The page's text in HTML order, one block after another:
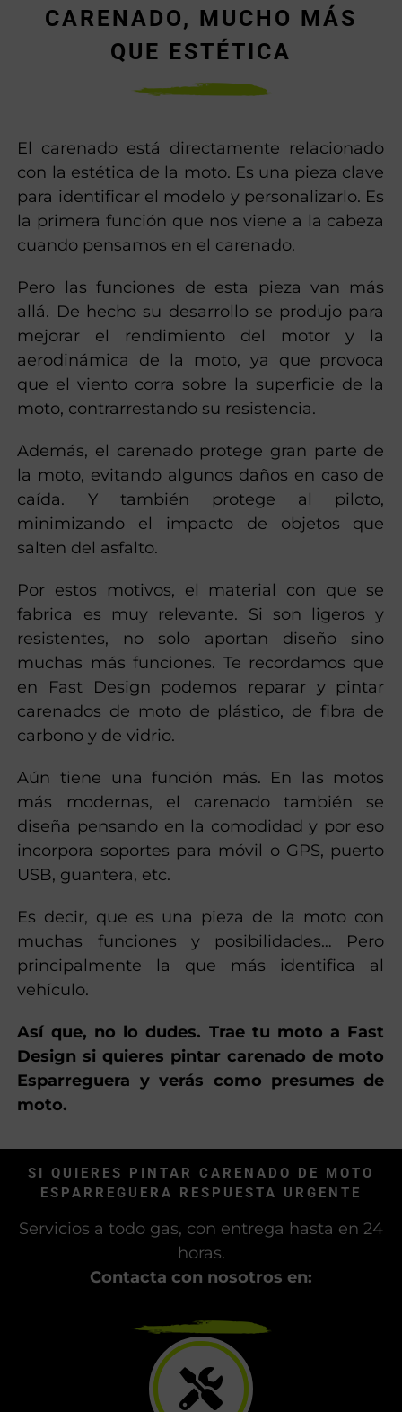
CARENADO, MUCHO MÁS
QUE ESTÉTICA
El carenado está directamente relacionado
con la estética de la moto. Es una pieza clave
para identificar el modelo y personalizarlo. Es
la primera función que nos viene a la cabeza
cuando pensamos en el carenado.
Pero las funciones de esta pieza van más
allá. De hecho su desarrollo se produjo para
mejorar el rendimiento del motor y la
aerodinámica de la moto, ya que provoca
que el viento corra sobre la superficie de la
moto, contrarrestando su resistencia.
Además, el carenado protege gran parte de
la moto, evitando algunos daños en caso de
caída. Y también protege al piloto,
minimizando el impacto de objetos que
salten del asfalto.
Por estos motivos, el material con que se
fabrica es muy relevante. Si son ligeros y
resistentes, no solo aportan diseño sino
muchas más funciones. Te recordamos que
en Fast Design podemos reparar y pintar
carenados de moto de plástico, de fibra de
carbono y de vidrio.
Aún tiene una función más. En las motos
más modernas, el carenado también se
diseña pensando en la comodidad y por eso
incorpora soportes para móvil o GPS, puerto
USB, guantera, etc.
Es decir, que es una pieza de la moto con
muchas funciones y posibilidades… Pero
principalmente la que más identifica al
vehículo.
Así que, no lo dudes. Trae tu moto a Fast
Design si quieres pintar carenado de moto
Esparreguera y verás como presumes de
moto.
SI QUIERES PINTAR CARENADO DE MOTO
ESPARREGUERA RESPUESTA URGENTE
Servicios a todo gas, con entrega hasta en 24
horas.
Contacta con nosotros en: